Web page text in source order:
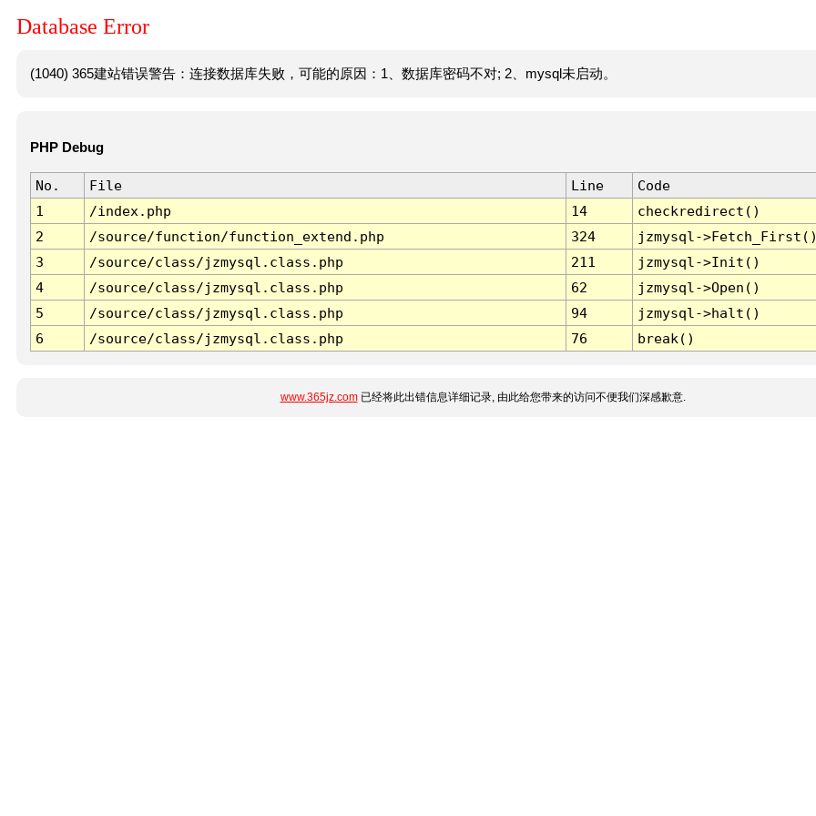
Database Error
(1040) 365建站错误警告：连接数据库失败，可能的原因：1、数据库密码不对; 2、mysql未启动。
PHP Debug
No. File Line
Code
1
/index.php 14
checkredirect()
2
/source/function/function_extend.php 324
jzmysql-
3
/source/class/jzmysql.class.php 211
jzmysql->Init()
4
/source/class/jzmysql.class.php 62
jzmysql->Open()
5
/source/class/jzmysql.class.php 94
jzmysql->halt()
6
/source/class/jzmysql.class.php 76 break()
www.365jz.com已经将此出错信息详细记录, 由此给您带来的访问不便我们深感歉意.